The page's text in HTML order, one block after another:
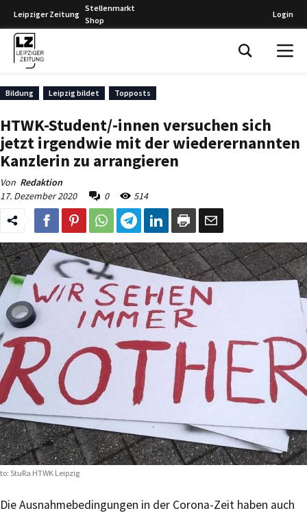
Leipziger Zeitung
Stellenmarkt
Shop
Login
Bildung Leipzig bildet Topposts
HTWK-Student/-innen versuchen sich
jetzt irgendwie mit der wiederernannten
Kanzlerin zu arrangieren
Von Redaktion
17. Dezember 2020
0 514
StuRa HTWK Leipzig
Die Ausnahmebedingungen in der Corona-Zeit haben auch